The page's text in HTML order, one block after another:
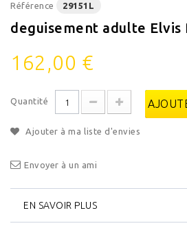
Référence 29151L
deguisement adulte Elvis
162,00 €
Quantité
Ajouter à ma liste d'envies
Envoyer à un ami
EN SAVOIR PLUS